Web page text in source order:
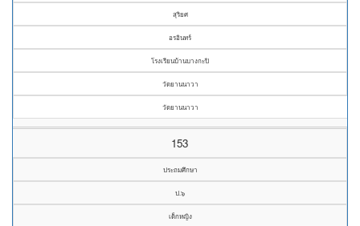
สุริยศ
อรอินทร์
โรงเรียนบ้านบางกะปิ
วัดยานนาวา
วัดยานนาวา
153
ประถมศึกษา
ป.๖
เด็กหญิง